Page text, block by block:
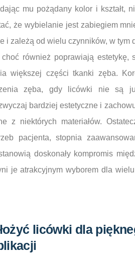
mu pożądany kolor i kształt,
że wybielanie jest zabiegiem
i zależą od wielu czynników, w tym
choć również poprawiają
większej części tkanki zęba.
zęba, gdy licówki nie są
bardziej estetyczne i
z niektórych materiałów.
pacjenta, stopnia
doskonały kompromis
je atrakcyjnym wyborem dla
licówki dla